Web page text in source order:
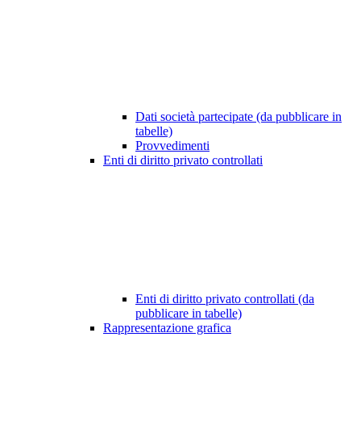
Dati società partecipate (da pubblicare in
tabelle)
Provvedimenti
Enti di diritto privato controllati
Enti di diritto privato controllati (da
pubblicare in tabelle)
Rappresentazione grafica